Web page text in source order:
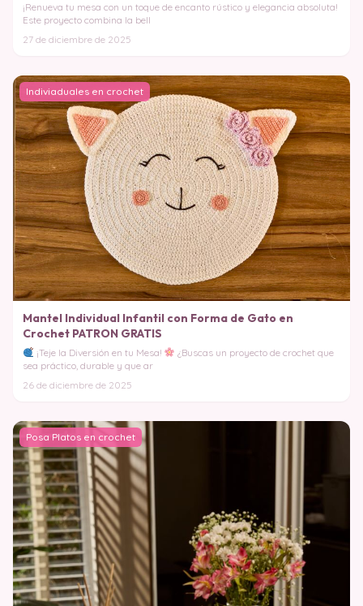
¡Renueva tu mesa con un toque de encanto rústico y elegancia absoluta!
Este proyecto combina la bell
27 de diciembre de 2025
Indiviaduales en crochet
Mantel Individual Infantil con Forma de Gato en
Crochet PATRON GRATIS
¡Teje la Diversión en tu Mesa!
¿Buscas un proyecto de crochet que
sea práctico, durable y que ar
26 de diciembre de 2025
Posa Platos en crochet